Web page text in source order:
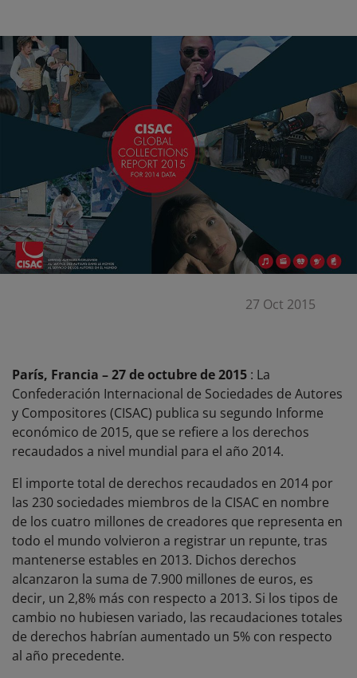
27 Oct 2015
París, Francia – 27 de octubre de 2015 : La
Confederación Internacional de Sociedades de Autores
y Compositores (CISAC) publica su segundo Informe
económico de 2015, que se refiere a los derechos
recaudados a nivel mundial para el año 2014.
El importe total de derechos recaudados en 2014 por
las 230 sociedades miembros de la CISAC en nombre
de los cuatro millones de creadores que representa en
todo el mundo volvieron a registrar un repunte, tras
mantenerse estables en 2013. Dichos derechos
alcanzaron la suma de 7.900 millones de euros, es
decir, un 2,8% más con respecto a 2013. Si los tipos de
cambio no hubiesen variado, las recaudaciones totales
de derechos habrían aumentado un 5% con respecto
al año precedente.